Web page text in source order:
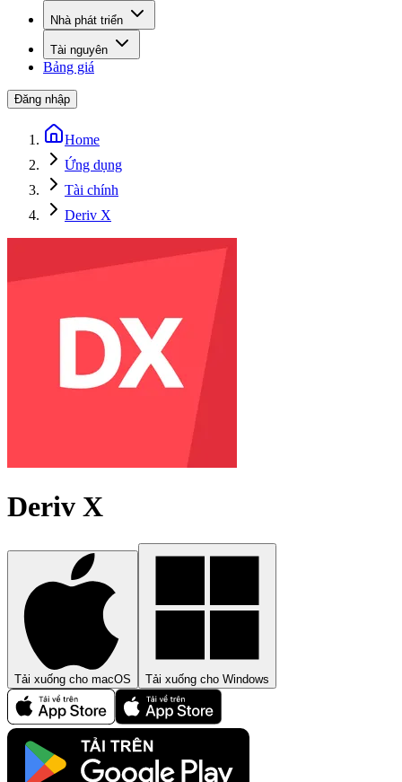
Nhà phát triển
Tài nguyên
Bảng giá
Đăng nhập
Home
Ứng dụng
Tài chính
Deriv X
Deriv X
Tải xuống cho macOS Tải xuống cho Windows